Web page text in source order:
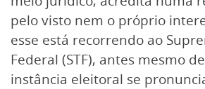
pelo visto nem o próprio
esse está recorrendo ao
Federal (STF), antes mesmo
instância eleitoral se